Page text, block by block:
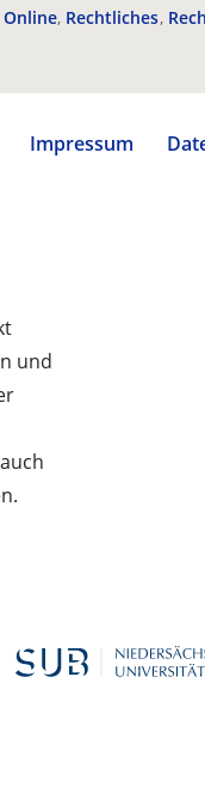
Online Rechtliches
Impressum
und